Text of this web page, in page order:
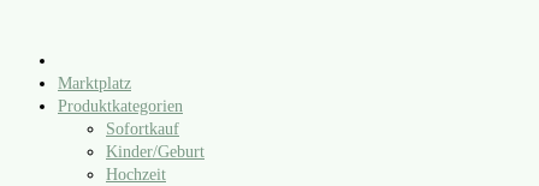
Marktplatz
Produktkategorien
Sofortkauf
Kinder/​Geburt
Hochzeit